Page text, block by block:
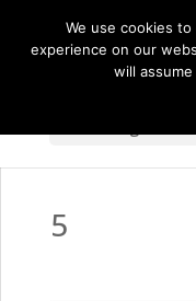
5
We use cookies
experience on our
will